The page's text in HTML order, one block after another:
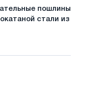
пошлины
стали из